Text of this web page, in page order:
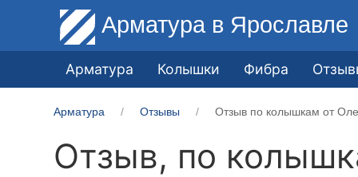
Арматура в Ярославле
Арматура Колышки Фибра
Арматура Отзывы Отзыв по колышкам от
Отзыв, по